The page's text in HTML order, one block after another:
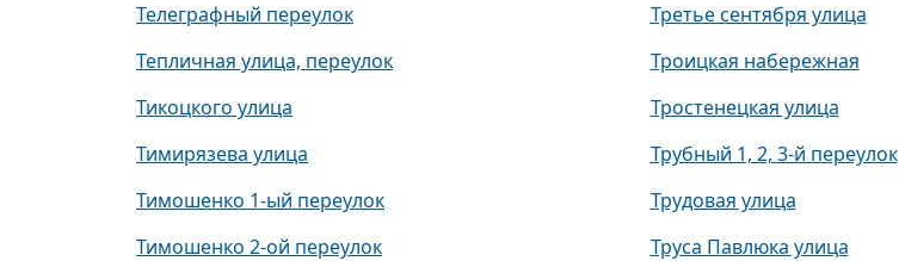
Телеграфный переулок
Тепличная улица, переулок
Тикоцкого улица
Тимирязева улица
Тимошенко 1-ый переулок
Тимошенко 2-ой переулок
Третье сентября улица
Троицкая набережная
Тростенецкая улица
Трубный 1, 2, 3-й переулок
Трудовая улица
Труса Павлюка улица